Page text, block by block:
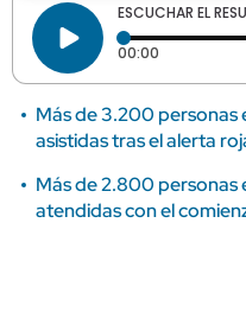
ESCUCHAR EL
00:00 Tiempo
Más de 3.200 personas
asistidas tras el alerta
Más de 2.800 personas
atendidas con el